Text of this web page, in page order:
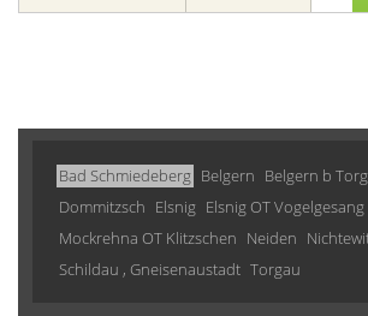
Bad Schmiedeberg Belgern Belgern b
Dommitzsch Elsnig Elsnig OT Vogelgesang
Mockrehna OT Klitzschen Neiden
Schildau , Gneisenaustadt Torgau